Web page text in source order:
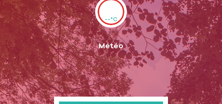
--°C
Météo